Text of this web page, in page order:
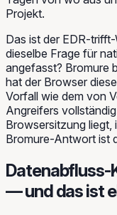
Projekt.
Das ist der EDR-
dieselbe Frage für
angefasst? Bromure
hat der Browser
Vorfall wie dem von
Angreifers
Browsersitzung liegt,
Bromure-Antwort ist
Datenabfluss-
— und das ist